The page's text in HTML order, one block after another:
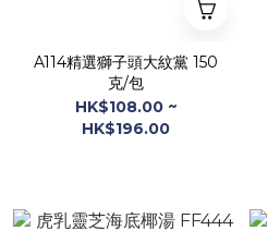
A114精選獅子頭大紋黨 150
克/包
HK$108.00 ~
HK$196.00